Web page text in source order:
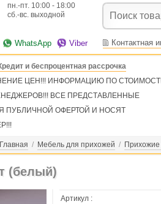
пн.-пт. 10:00 - 18:00
сб.-вс. выходной
WhatsApp Viber Контактная
и беспроцентная рассрочка
ЦЕН!!! ИНФОРМАЦИЮ ПО
ВСЕ ПРЕДСТАВЛЕННЫЕ
ПУБЛИЧНОЙ ОФЕРТОЙ И НОСЯТ
Главная / Мебель для прихожей /
(белый)
Артикул :